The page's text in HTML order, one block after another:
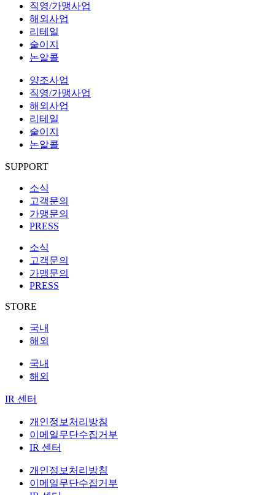
직영/가맹사업
해외사업
리테일
술이지
논알콜
양조사업
직영/가맹사업
해외사업
리테일
술이지
논알콜
SUPPORT
소식
고객문의
가맹문의
PRESS
소식
고객문의
가맹문의
PRESS
STORE
국내
해외
국내
해외
IR 센터
개인정보처리방침
이메일무단수집거부
IR 센터
개인정보처리방침
이메일무단수집거부